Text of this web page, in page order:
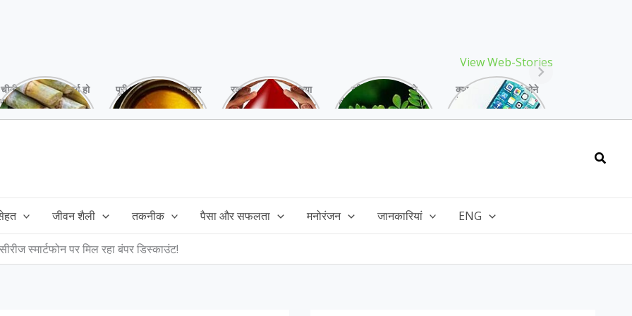
View Web-Stories
चीनी को कर दें ना, वर्ना हो
सकता है बहुत बड़ा नुक्सान
पूरी बनाने के बाद, अक्सर
तेल बच जाता है,ऐसे में
रक्तदान है ‘महादान’ क्या
आपने करवाया, स्वस्थ
गर्मियों में मिलने वाले
drumstick गुणों की खान
क्या storage full होने
के बाद मोबाइल हो रहा है
जीवन शैली तकनीक पैसा और सफलता मनोरंजन जानकारियां ENG
स्मार्टफोन पर मिल रहा बंपर डिस्काउंट!